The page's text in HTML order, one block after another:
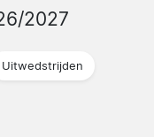
2027
Uitwedstrijden